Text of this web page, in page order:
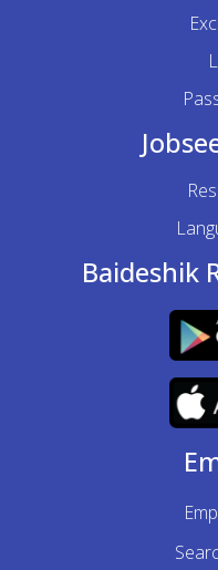
Baideshik